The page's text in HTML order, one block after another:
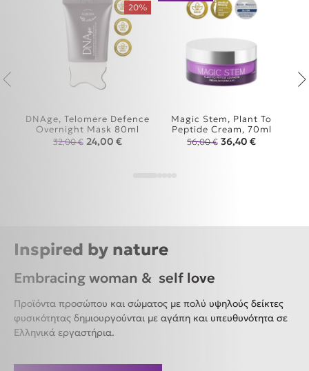
was: 19,00 €.
τιμή είναι: 15,98 €.
20%
DNAge, Telomere Defence
Overnight Mask 80ml
32,00€ Original price was: 32,00 €.
24,00 €Η τρέχουσα τιμή είναι: 24,00 €.
Magic Stem, Plant To
Peptide Cream, 70ml
56,00€ Original price
36,40 €Η τρέχουσα
Inspired by nature
Embracing woman & self love
Προϊόντα προσώπου και σώματος με πολύ υψηλούς δείκτες
φυσικότητας δημιουργούνται με αγάπη και υπευθυνότητα σε
Ελληνικά εργαστήρια.